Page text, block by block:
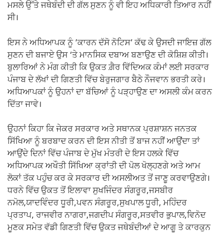
ਮਸਲੇ ਉੱਤੇ ਜਥੇਬੰਦੀ ਦੀ ਗੱਲ ਸੁਣਨ ਨੂੰ ਵੀ ਇਹ ਅਧਿਕਾਰੀ ਤਿਆਰ ਨਹੀਂ
ਸੀ।
ਇਸ ਨੇ ਅਧਿਆਪਕ ਨੂੰ ’ਕਾਰਨ ਦੱਸੋ ਨੋਟਿਸ’ ਕੱਢ ਕੇ ਉਸਦੀ ਜਾਇਜ਼ ਗੱਲ
ਸੁਣਨ ਦੀ ਬਜਾਏ ਉਸ ‘ਤੇ ਮਾਨਸਿਕ ਦਬਾਅ ਬਣਾਉਣ ਦੀ ਕੋਸ਼ਿਸ਼ ਕੀਤੀ।
ਬੁਲਾਰਿਆਂ ਨੇ ਮੰਗ ਕੀਤੀ ਕਿ ਉਕਤ ਗ਼ੈਰ ਵਿੱਦਿਅਕ ਕੰਮਾਂ ਲਈ ਸਰਕਾਰ
ਪੰਜਾਬ ਦੇ ਲੱਖਾਂ ਦੀ ਗਿਣਤੀ ਵਿੱਚ ਬੇਰੁਜਗਾਰ ਬੈਠੇ ਨੌਜਵਾਨ ਭਰਤੀ ਕਰੇ।
ਅਧਿਆਪਕਾਂ ਨੂੰ ਉਹਨਾਂ ਦਾ ਬੱਚਿਆਂ ਨੂੰ ਪੜ੍ਹਾਉਣ ਦਾ ਅਸਲੀ ਕੰਮ ਕਰਨ
ਦਿੱਤਾ ਜਾਵੇ।
ਉਹਨਾਂ ਕਿਹਾ ਕਿ ਜੇਕਰ ਸਰਕਾਰ ਅਤੇ ਸਥਾਨਕ ਪ੍ਰਸ਼ਾਸ਼ਨ ਜਨਤਕ
ਸਿੱਖਿਆ ਨੂੰ ਬਰਬਾਦ ਕਰਨ ਦੀ ਇਸ ਨੀਤੀ ਤੋਂ ਬਾਜ ਨਹੀਂ ਆਉਂਦਾ ਤਾਂ
ਆਉਂਦੇ ਦਿਨਾਂ ਵਿੱਚ ਪੰਜਾਬ ਦੇ ਮੁੱਖ ਮੰਤਰੀ ਦੇ ਇਸ ਹਲਕੇ ਵਿੱਚ
ਅਧਿਆਪਕ ਅਖੌਤੀ ਸਿੱਖਿਆ ਕ੍ਰਾਂਤੀ ਦੀ ਪੋਲ ਖੋਲ੍ਹਣਗੇ ਅਤੇ ਆਮ
ਲੋਕਾਂ ਤੱਕ ਪਹੁੰਚ ਕਰ ਕੇ ਸਰਕਾਰ ਦੀ ਅਸਲੀਅਤ ਤੋਂ ਜਾਣੂ ਕਰਵਾਉਣਗੇ।
ਧਰਨੇ ਵਿੱਚ ਉਕਤ ਤੋਂ ਇਲਾਵਾ ਸੁਖਜਿੰਦਰ ਸੰਗਰੂਰ,ਜਸਬੀਰ
ਨਮੋਲ,ਯਾਦਵਿੰਦਰ ਧੂਰੀ,ਪਵਨ ਸੰਗਰੂਰ,ਸੁਖਪਾਲ ਧੂਰੀ, ਮਹਿੰਦਰ
ਪ੍ਰਤਾਪ, ਰਾਜਵੀਰ ਨਾਗਰਾ,ਜਗਦੀਪ ਸੰਗਰੂਰ,ਸਤਵੀਰ ਭੁਪਾਲ,ਵਿਨੋਦ
ਮੂਣਕ ਸਮੇਤ ਵੱਡੀ ਗਿਣਤੀ ਵਿੱਚ ਉਕਤ ਜਥੇਬੰਦੀਆਂ ਦੇ ਆਗੂ ਤੇ ਕਾਰਕੁਨ